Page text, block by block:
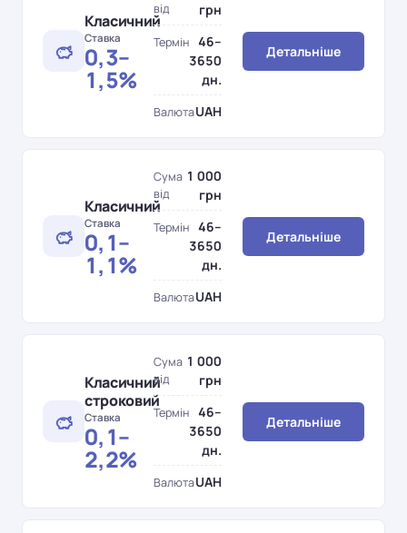
Класичний
Ставка
0,3–
1,5%
від
грн
Термін
46–
3650
дн.
ВалютаUAH
Детальніше
Класичний
Ставка
0,1–
1,1%
Сума
від
1 000
грн
Термін
46–
3650
дн.
ВалютаUAH
Детальніше
Класичний
строковий
Ставка
0,1–
2,2%
Сума
від
1 000
грн
Термін
46–
3650
дн.
ВалютаUAH
Детальніше